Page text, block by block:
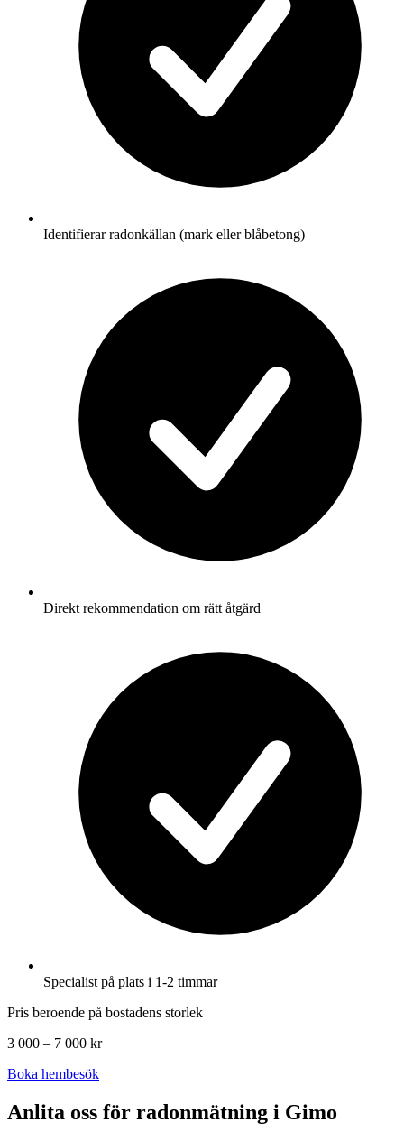
Identifierar radonkällan (mark eller blåbetong)
Direkt rekommendation om rätt åtgärd
Specialist på plats i 1-2 timmar
Pris beroende på bostadens storlek
3 000 – 7 000 kr
Boka hembesök
Anlita oss för radonmätning i Gimo